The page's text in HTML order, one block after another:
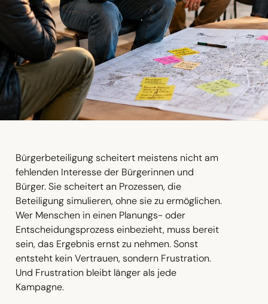
Bürgerbeteiligung scheitert meistens nicht am
fehlenden Interesse der Bürgerinnen und
Bürger. Sie scheitert an Prozessen, die
Beteiligung simulieren, ohne sie zu ermöglichen.
Wer Menschen in einen Planungs- oder
Entscheidungsprozess einbezieht, muss bereit
sein, das Ergebnis ernst zu nehmen. Sonst
entsteht kein Vertrauen, sondern Frustration.
Und Frustration bleibt länger als jede
Kampagne.